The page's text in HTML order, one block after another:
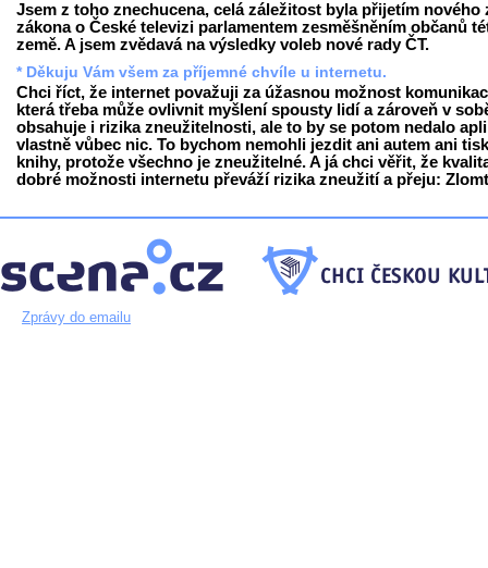
Jsem z toho znechucena, celá záležitost byla přijetím nového
zákona o České televizi parlamentem zesměšněním občanů
země. A jsem zvědavá na výsledky voleb nové rady ČT.
* Děkuju Vám všem za příjemné chvíle u internetu.
Chci říct, že internet považuji za úžasnou možnost
která třeba může ovlivnit myšlení spousty lidí a zároveň v
obsahuje i rizika zneužitelnosti, ale to by se potom nedalo
vlastně vůbec nic. To bychom nemohli jezdit ani autem ani
knihy, protože všechno je zneužitelné. A já chci věřit, že
dobré možnosti internetu převáží rizika zneužití a přeju:
Zprávy do emailu